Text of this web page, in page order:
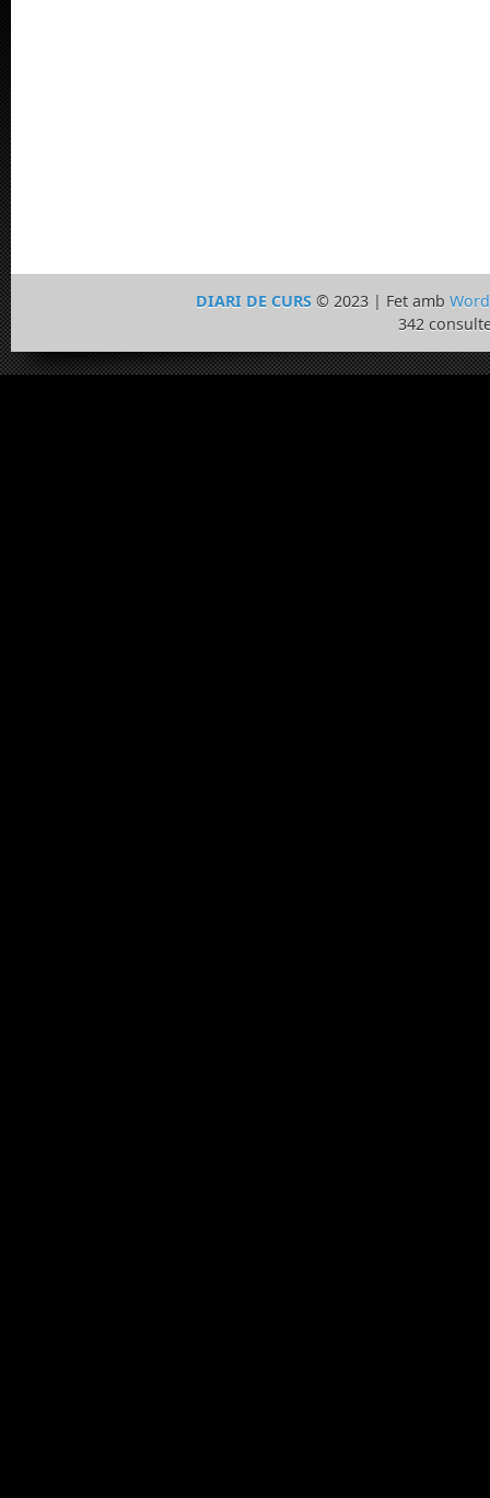
DIARI DE CURS © 2023 | Fet amb
342